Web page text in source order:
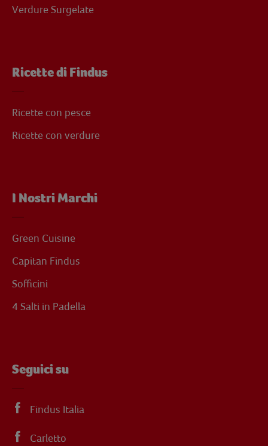
Verdure Surgelate
Ricette di Findus
Ricette con pesce
Ricette con verdure
I Nostri Marchi
Green Cuisine
Capitan Findus
Sofficini
4 Salti in Padella
Seguici su
Findus Italia
Carletto